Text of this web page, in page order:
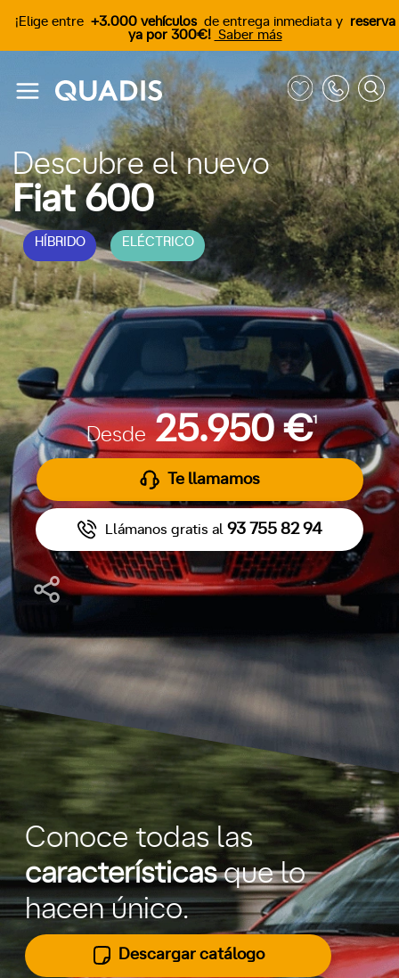
¡Elige entre +3.000 vehículos de entrega inmediata y reserva
ya por 300€! Saber más
Descubre el nuevo
Fiat 600
HÍBRIDO ELÉCTRICO
Desde 25.950 €1
Te llamamos
Llámanos gratis al 93 755 82 94
Conoce todas las
característicasque lo
hacen único.
Descargar catálogo